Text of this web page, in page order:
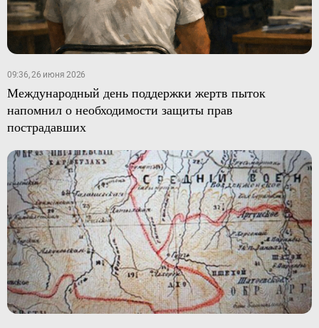
09:36, 26 июня 2026
Международный день поддержки жертв пыток
напомнил о необходимости защиты прав
пострадавших